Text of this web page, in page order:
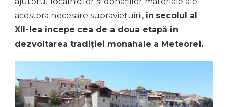
acestora necesare supraviețuirii,în secolul al
XII-lea începe cea de a doua etapă în
dezvoltarea tradiției monahale a Meteorei.